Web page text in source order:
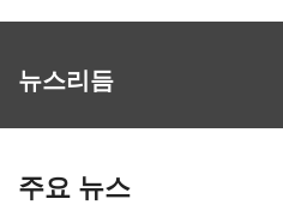
뉴스리듬
주요 뉴스